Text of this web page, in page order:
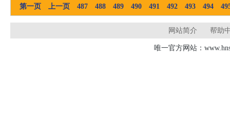
第一页 上一页 487 488 489 490 491 492 493 494
网站简介 帮助
唯一官方网站：